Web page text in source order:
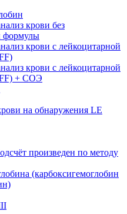
крови без
формулы
крови с лейкоцитарной
крови с лейкоцитарной
+ СОЭ
на обнаружения LE
произведен по методу
(карбоксигемоглобин